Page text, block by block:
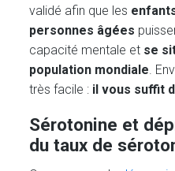
validé afin que les
personnes âgées
capacité mentale et se
population mondiale.
très facile : il vous suffit
Sérotonine et
du taux de